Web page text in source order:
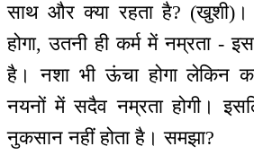
साथ और क्या रहता है? (खुशी)।
होगा, उतनी ही कर्म में नम्रता -
है। नशा भी ऊंचा होगा लेकिन
नयनों में सदैव नम्रता होगी।
नुकसान नहीं होता है। समझा?